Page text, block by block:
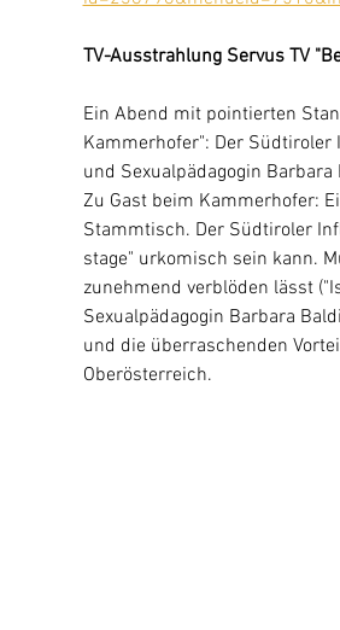
TV-Ausstrahlung Servus TV
Ein Abend mit pointierten
Kammerhofer": Der
und Sexualpädagogin
Zu Gast beim Kammerhofer:
Stammtisch. Der Südtiroler
stage" urkomisch sein kann.
zunehmend verblöden lässt
Sexualpädagogin Barbara
und die überraschenden
Oberösterreich.